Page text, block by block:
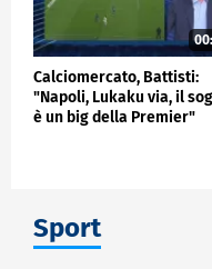
Calciomercato, Battisti:
"Napoli, Lukaku via, il
è un big della Premier"
Sport